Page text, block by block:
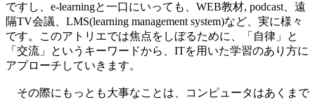
ですし、e-learningと一口にいっても、WEB教材, podcast、遠
隔TV会議、LMS(learning management system)など、実に様々
です。このアトリエでは焦点をしぼるために、「自律」と
「交流」というキーワードから、ITを用いた学習のあり方に
アプローチしていきます。
その際にもっとも大事なことは、コンピュータはあくまで